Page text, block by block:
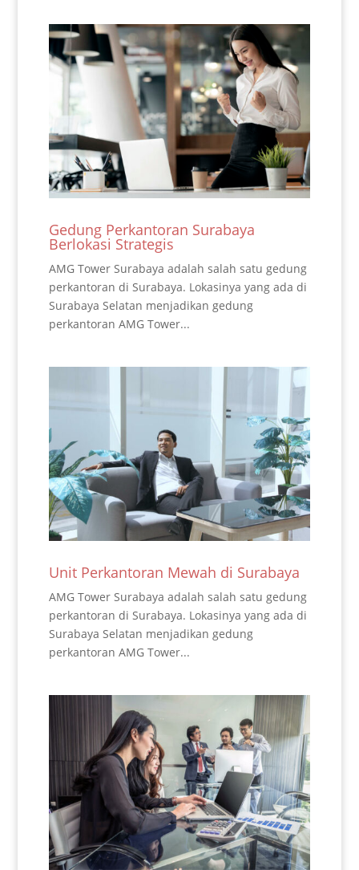
Gedung Perkantoran Surabaya
Berlokasi Strategis
AMG Tower Surabaya adalah salah satu gedung
perkantoran di Surabaya. Lokasinya yang ada di
Surabaya Selatan menjadikan gedung
perkantoran AMG Tower...
Unit Perkantoran Mewah di Surabaya
AMG Tower Surabaya adalah salah satu gedung
perkantoran di Surabaya. Lokasinya yang ada di
Surabaya Selatan menjadikan gedung
perkantoran AMG Tower...